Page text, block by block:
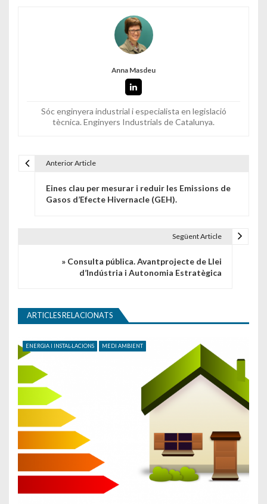
Anna Masdeu
Sóc enginyera industrial i especialista en legislació
tècnica. Enginyers Industrials de Catalunya.
Navegació d'entrades
Anterior Article
Eines clau per mesurar i reduir les Emissions de
Gasos d’Efecte Hivernacle (GEH).
Següent Article
» Consulta pública. Avantprojecte de Llei
d’Indústria i Autonomia Estratègica
ARTICLES RELACIONATS
ENERGIA I INSTAL·LACIONS MEDI AMBIENT